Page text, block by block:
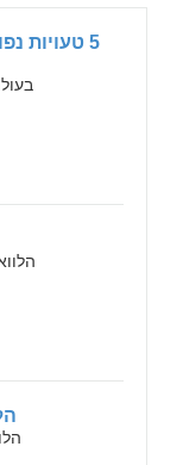
5 טעויות